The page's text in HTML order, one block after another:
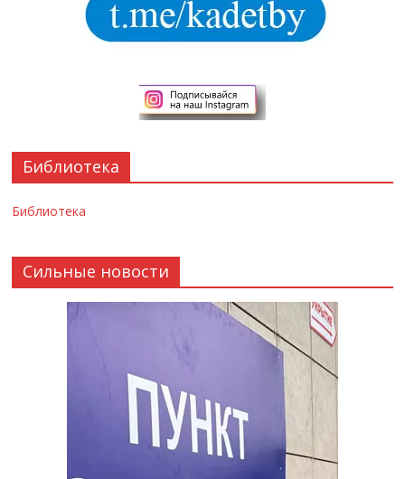
Библиотека
Библиотека
Сильные новости